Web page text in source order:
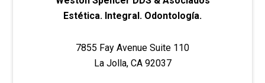
Estética. Integral. Odontología.
7855 Fay Avenue Suite 110
La Jolla, CA 92037